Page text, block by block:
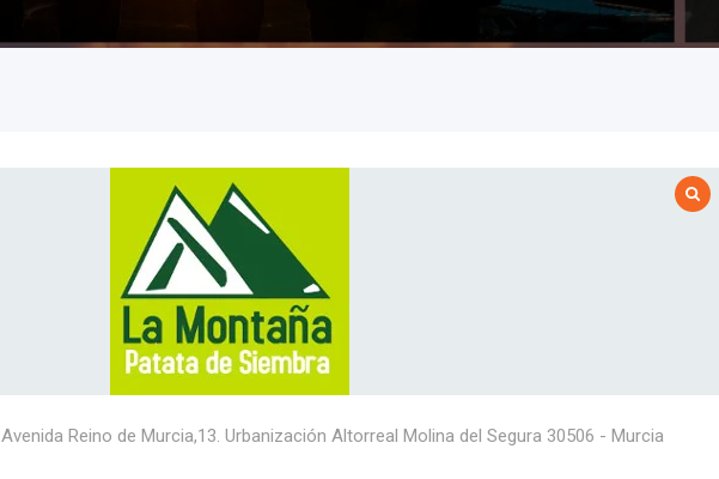
Avenida Reino de Murcia,13. Urbanización Altorreal Molina del Segura 30506 - Murcia